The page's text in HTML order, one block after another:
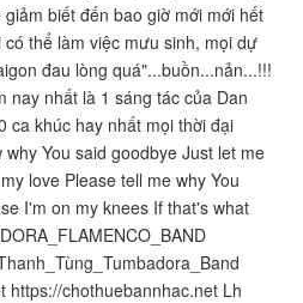
biết đến bao giờ mới mới hết
thể làm việc mưu sinh, mọi dự
đau lòng quá"...buồn...nản...!!!
nay nhất là 1 sáng tác của Dan
ca khúc hay nhất mọi thời đại
You said goodbye Just let me
love Please tell me why You
I'm on my knees If that's what
https://chothuebannhac.net​​​​ Lh